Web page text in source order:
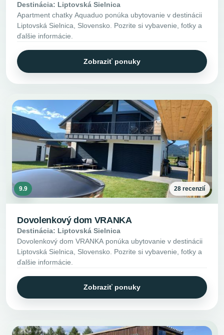
Destinácia: Liptovská Sielnica
Apartment chatky Aquaduo ponúka ubytovanie v destinácii
Liptovská Sielnica, Slovensko. Pozrite si vybavenie, fotky a
ďalšie informácie.
Zobraziť ponuky
9.9 28 recenzií
Dovolenkový dom VRANKA
Destinácia: Liptovská Sielnica
Dovolenkový dom VRANKA ponúka ubytovanie v destinácii
Liptovská Sielnica, Slovensko. Pozrite si vybavenie, fotky a
ďalšie informácie.
Zobraziť ponuky